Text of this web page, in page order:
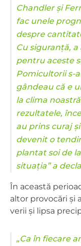
Chandler și
fac unele
despre
Cu siguranță,
pentru aceste
Pomicultorii s-
gândeau că e
la clima
rezultatele,
au prins curaj
devenit o
plantat soi de
situația” a
În această
altor provocări și
verii și lipsa
„Ca în fiecare